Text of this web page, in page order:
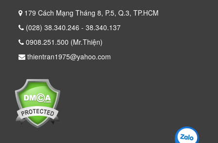
179 Cách Mạng Tháng 8, P.5, Q.3, TP.HCM
(028) 38.340.246 - 38.340.137
0908.251.500 (Mr.Thiện)
thientran1975@yahoo.com